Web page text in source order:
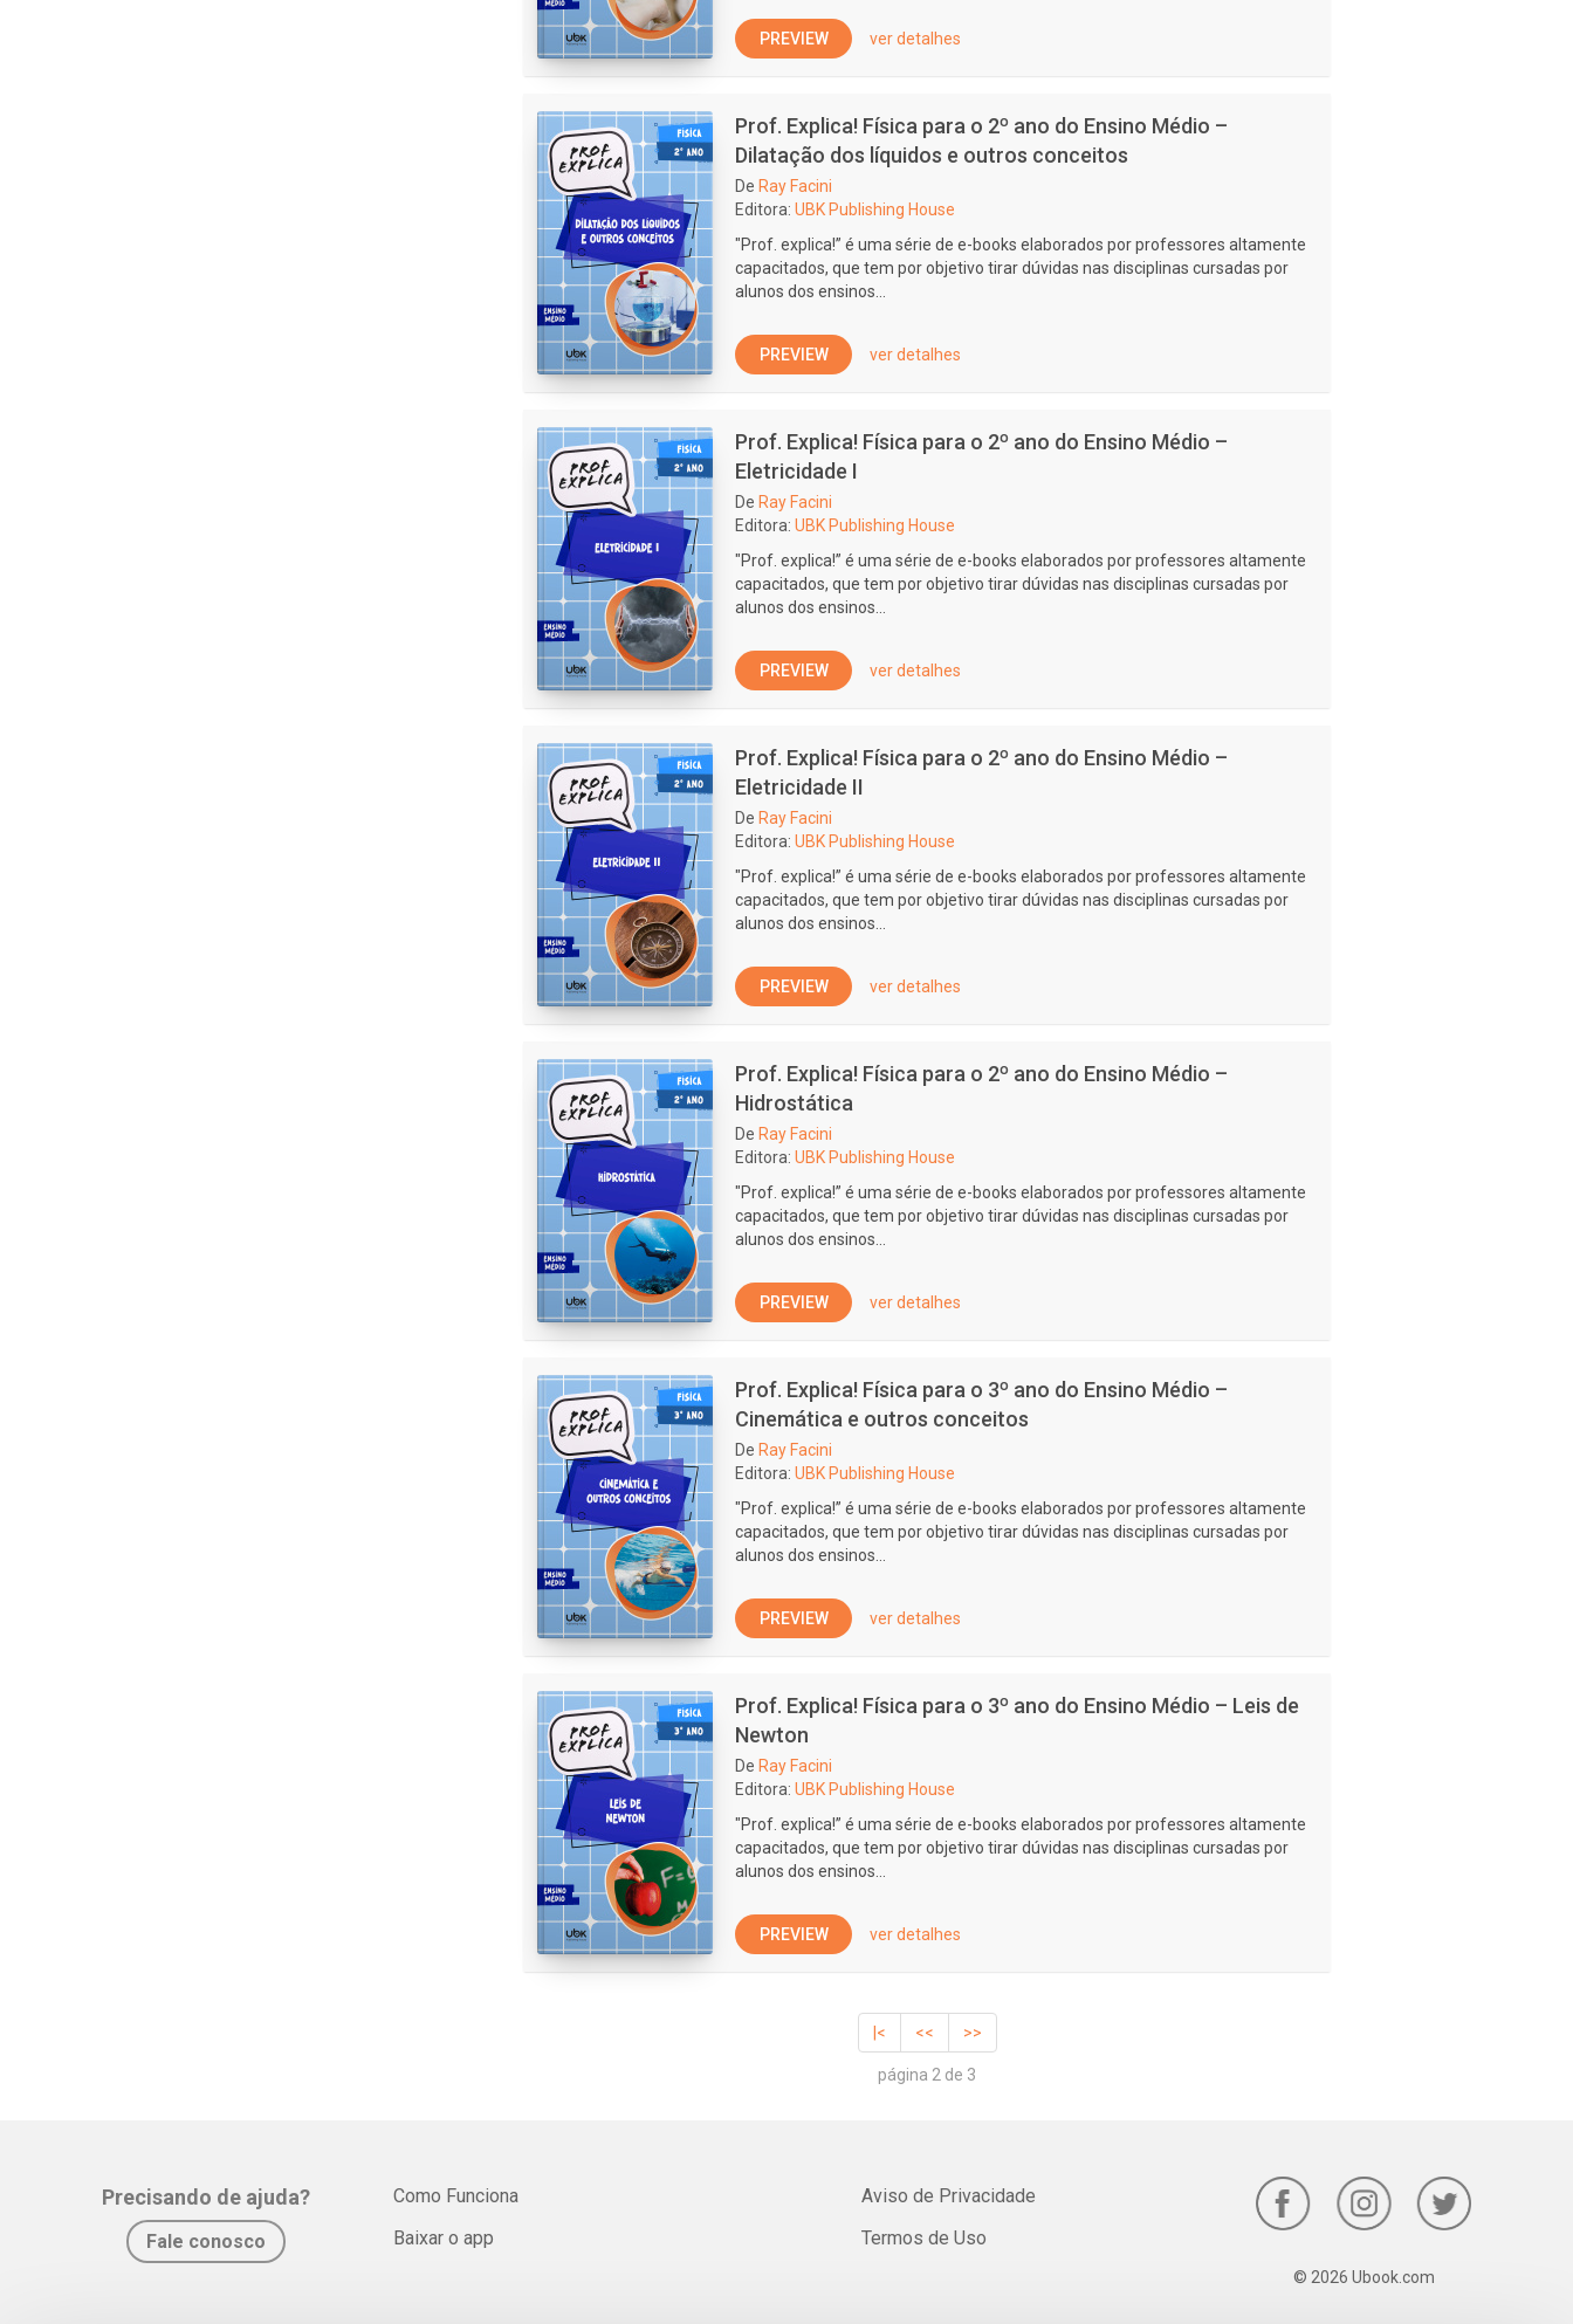
PREVIEW ver detalhes
Prof. Explica! Física para o 2º ano do Ensino Médio –
Dilatação dos líquidos e outros conceitos
De Ray Facini
Editora: UBK Publishing House
"Prof. explica!” é uma série de e-books elaborados por professores altamente
capacitados, que tem por objetivo tirar dúvidas nas disciplinas cursadas por
alunos dos ensinos...
PREVIEW ver detalhes
Prof. Explica! Física para o 2º ano do Ensino Médio –
Eletricidade I
De Ray Facini
Editora: UBK Publishing House
"Prof. explica!” é uma série de e-books elaborados por professores altamente
capacitados, que tem por objetivo tirar dúvidas nas disciplinas cursadas por
alunos dos ensinos...
PREVIEW ver detalhes
Prof. Explica! Física para o 2º ano do Ensino Médio –
Eletricidade II
De Ray Facini
Editora: UBK Publishing House
"Prof. explica!” é uma série de e-books elaborados por professores altamente
capacitados, que tem por objetivo tirar dúvidas nas disciplinas cursadas por
alunos dos ensinos...
PREVIEW ver detalhes
Prof. Explica! Física para o 2º ano do Ensino Médio –
Hidrostática
De Ray Facini
Editora: UBK Publishing House
"Prof. explica!” é uma série de e-books elaborados por professores altamente
capacitados, que tem por objetivo tirar dúvidas nas disciplinas cursadas por
alunos dos ensinos...
PREVIEW ver detalhes
Prof. Explica! Física para o 3º ano do Ensino Médio –
Cinemática e outros conceitos
De Ray Facini
Editora: UBK Publishing House
"Prof. explica!” é uma série de e-books elaborados por professores altamente
capacitados, que tem por objetivo tirar dúvidas nas disciplinas cursadas por
alunos dos ensinos...
PREVIEW ver detalhes
Prof. Explica! Física para o 3º ano do Ensino Médio – Leis de
Newton
De Ray Facini
Editora: UBK Publishing House
"Prof. explica!” é uma série de e-books elaborados por professores altamente
capacitados, que tem por objetivo tirar dúvidas nas disciplinas cursadas por
alunos dos ensinos...
PREVIEW ver detalhes
|< << >>
página 2 de 3
Precisando de ajuda?
Fale conosco
Como Funciona
Baixar o app
Aviso de Privacidade
Termos de Uso
© 2026 Ubook.com